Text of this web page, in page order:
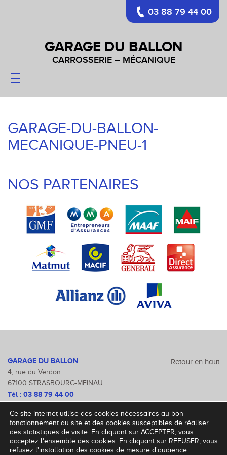
GARAGE DU BALLON
CARROSSERIE – MÉCANIQUE
PARE-BRISES
VÉHICULES
03 88 79 44 00
GARAGE-DU-BALLON-
MECANIQUE-PNEU-1
NOS PARTENAIRES
Retour en haut
GARAGE DU BALLON
4, rue du Verdon
67100 STRASBOURG-MEINAU
Tél : 03 88 79 44 00
Mentions légales
Ce site internet utilise des cookies nécessaires au bon
fonctionnement du site et des cookies susceptibles de réaliser
des statistiques de visite. En cliquant sur ACCEPTER, vous
acceptez l'ensemble des cookies. En cliquant sur REFUSER, vous
refusez l'installation des cookies de mesure d'audience.